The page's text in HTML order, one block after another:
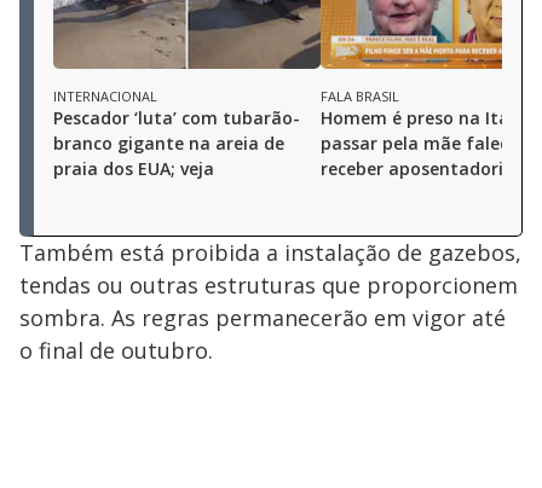
INTERNACIONAL
Pescador ‘luta’ com tubarão-
branco gigante na areia de
praia dos EUA; veja
FALA BRASIL
Homem é preso na Itália
passar pela mãe falecida
receber aposentadoria
Também está proibida a instalação de gazebos,
tendas ou outras estruturas que proporcionem
sombra. As regras permanecerão em vigor até
o final de outubro.